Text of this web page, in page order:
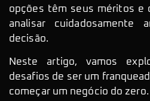
opções têm seus méritos e
analisar
decisão.
Neste artigo, vamos
desafios de ser um
começar um negócio do zero.